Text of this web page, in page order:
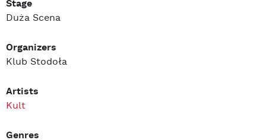
Stage
Duża Scena
Organizers
Klub Stodoła
Artists
Kult
Genres